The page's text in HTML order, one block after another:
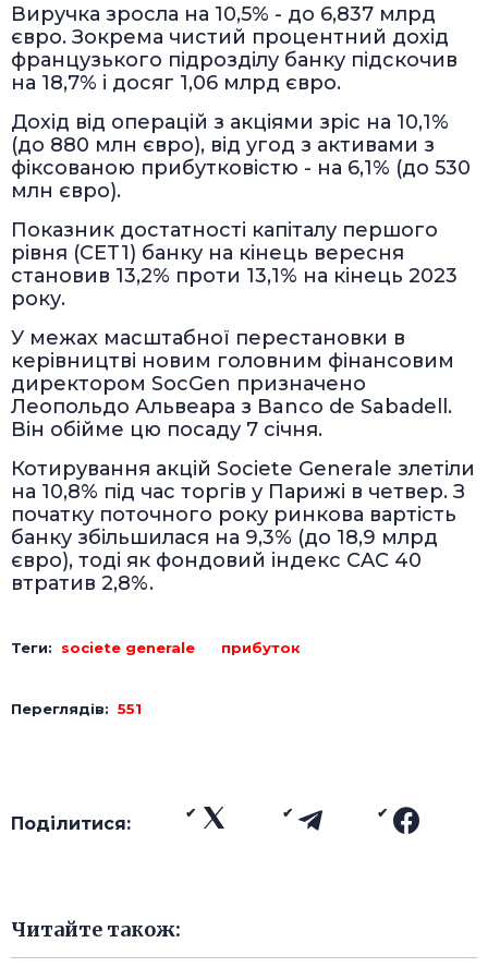
Виручка зросла на 10,5% - до 6,837 млрд
євро. Зокрема чистий процентний дохід
французького підрозділу банку підскочив
на 18,7% і досяг 1,06 млрд євро.
Дохід від операцій з акціями зріс на 10,1%
(до 880 млн євро), від угод з активами з
фіксованою прибутковістю - на 6,1% (до 530
млн євро).
Показник достатності капіталу першого
рівня (CET1) банку на кінець вересня
становив 13,2% проти 13,1% на кінець 2023
року.
У межах масштабної перестановки в
керівництві новим головним фінансовим
директором SocGen призначено
Леопольдо Альвеара з Banco de Sabadell.
Він обійме цю посаду 7 січня.
Котирування акцій Societe Generale злетіли
на 10,8% під час торгів у Парижі в четвер. З
початку поточного року ринкова вартість
банку збільшилася на 9,3% (до 18,9 млрд
євро), тоді як фондовий індекс CAC 40
втратив 2,8%.
Теги: societe generale прибуток
Переглядів: 551
Поділитися:
Читайте також: